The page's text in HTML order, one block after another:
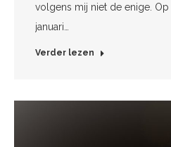
volgens mij niet de enige.
januari…
Verder lezen